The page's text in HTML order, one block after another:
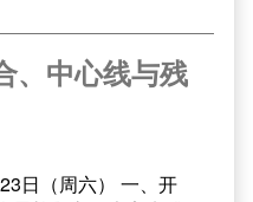
、中心线与残
日（周六） 一、开